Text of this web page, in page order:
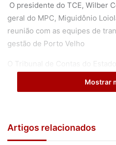
O presidente do TCE, Wilber
geral do MPC, Miguidônio
reunião com as equipes de
gestão de Porto Velho
O Tribunal de Contas do
segunda-feira (4/11), a
O ato contou com a
Mostrar
Artigos relacionados